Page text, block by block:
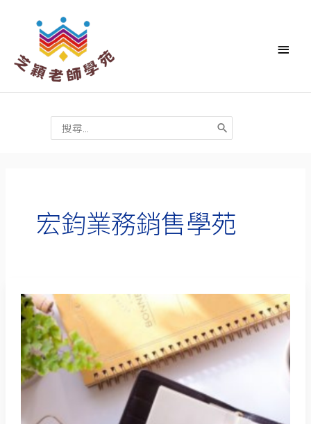
要
單
尋：
宏鈞業務銷售學苑
Podcast
是
什
麼?
第
次